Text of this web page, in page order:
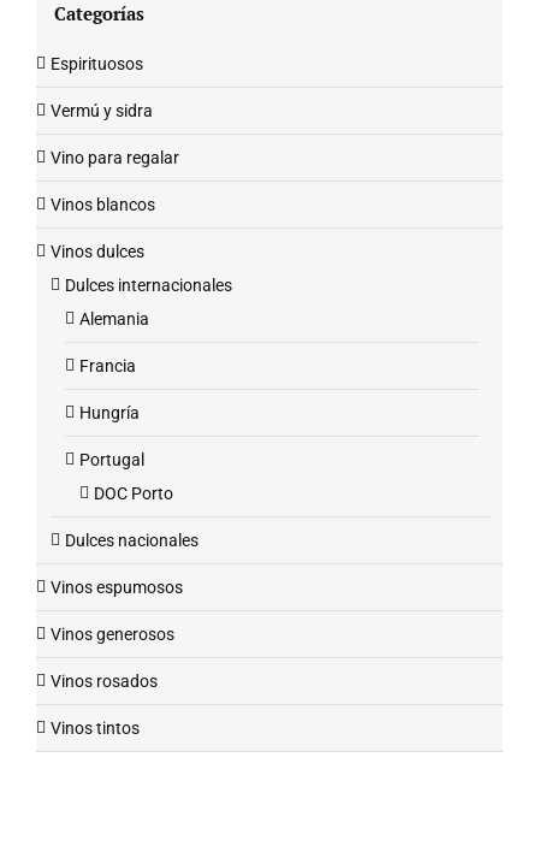
Categorías
Espirituosos
Vermú y sidra
Vino para regalar
Vinos blancos
Vinos dulces
Dulces internacionales
Alemania
Francia
Hungría
Portugal
DOC Porto
Dulces nacionales
Vinos espumosos
Vinos generosos
Vinos rosados
Vinos tintos